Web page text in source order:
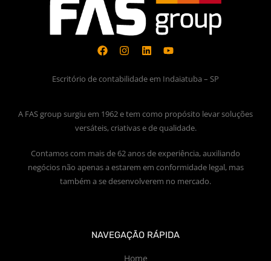
Escritório de contabilidade em Indaiatuba – SP
A FAS group surgiu em 1962 e tem como propósito levar soluções
versáteis, criativas e de qualidade.
Contamos com mais de 62 anos de experiência, auxiliando
negócios não apenas a estarem em conformidade legal, mas
também a se desenvolverem no mercado.
NAVEGAÇÃO RÁPIDA
Home